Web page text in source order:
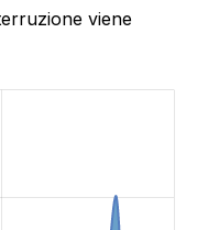
viene